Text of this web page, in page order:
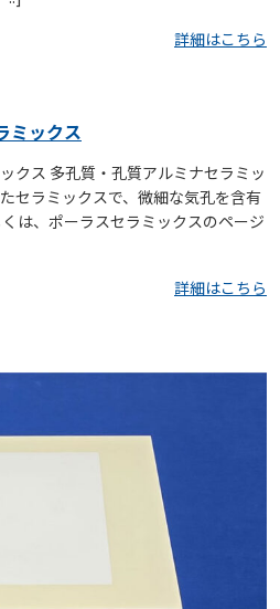
詳細はこちら
ミックス
クス 多孔質・孔質アルミナセラミッ
セラミックスで、微細な気孔を含有
は、ポーラスセラミックスのページ
詳細はこちら